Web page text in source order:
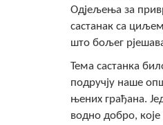
Одјељења за
састанак са
што бољег
Тема састанка
подручју наше
њених грађана.
водно добро,